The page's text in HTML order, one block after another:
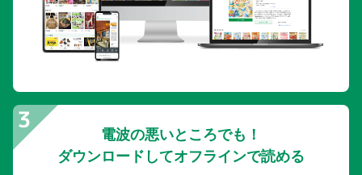
電波の悪いところでも！
ダウンロードしてオフラインで読める